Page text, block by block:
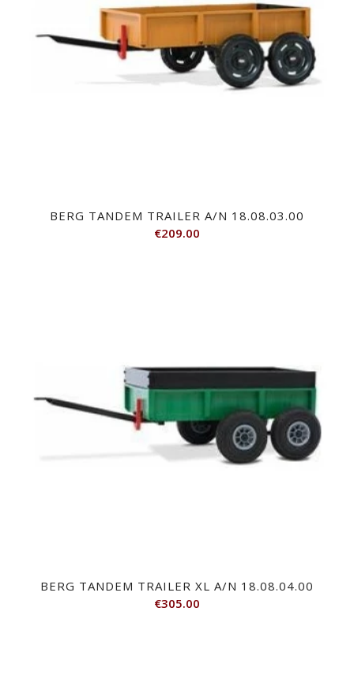
BERG TANDEM TRAILER A/N 18.08.03.00
€209.00
BERG TANDEM TRAILER XL A/N 18.08.04.00
€305.00